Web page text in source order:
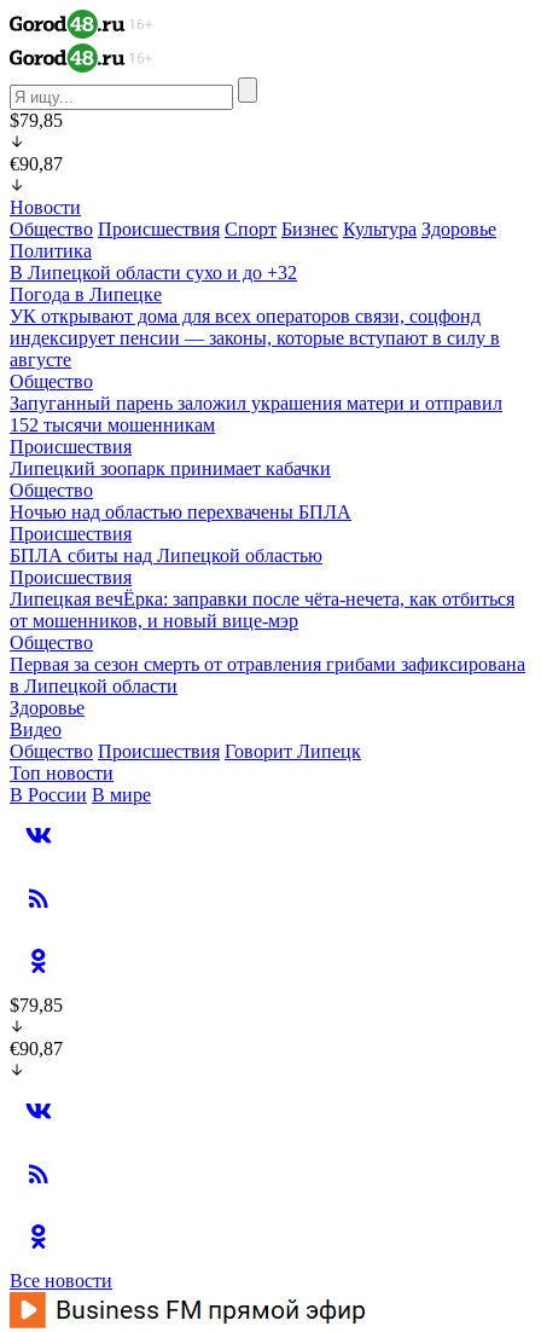
$79,85
€90,87
Новости
Общество Происшествия Спорт Бизнес Культура Здоровье
Политика
В Липецкой области сухо и до +32
Погода в Липецке
УК открывают дома для всех операторов связи, соцфонд
индексирует пенсии — законы, которые вступают в силу в
августе
Общество
Запуганный парень заложил украшения матери и отправил
152 тысячи мошенникам
Происшествия
Липецкий зоопарк принимает кабачки
Общество
Ночью над областью перехвачены БПЛА
Происшествия
БПЛА сбиты над Липецкой областью
Происшествия
Липецкая вечЁрка: заправки после чёта-нечета, как отбиться
от мошенников, и новый вице-мэр
Общество
Первая за сезон смерть от отравления грибами зафиксирована
в Липецкой области
Здоровье
Видео
Общество Происшествия Говорит Липецк
Топ новости
В России В мире
$79,85
€90,87
Все новости